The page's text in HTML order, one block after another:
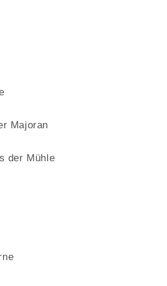
Majoran
der Mühle